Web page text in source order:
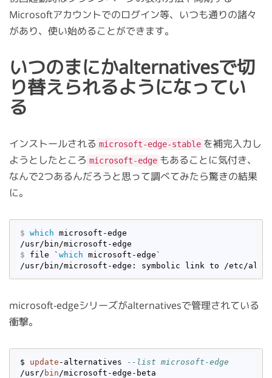
Microsoftアカウントでのログイン等、いつも通りの諸々
があり、使い始めることができます。
いつのまにかalternativesで切
り替えられるようになってい
る
インストールされる microsoft-edge-stable を補完入力し
ようとしたところ microsoft-edge もあることに気付き、
なんで2つあるんだろうと思って調べてみたら驚きの結果
に。
$ which microsoft-edge
$ file ` which microsoft-edge`
microsoft-edgeシリーズがalternativesで管理されている
衝撃。
$ update -alternatives
--list microsoft-edge
/usr/ bin /microsoft-edge-beta